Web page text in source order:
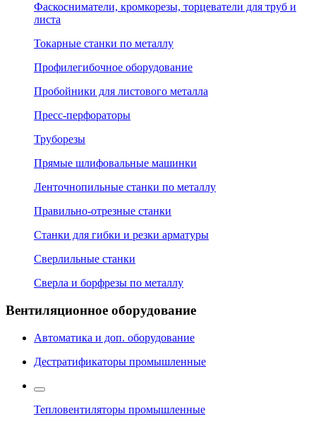
Фаскосниматели, кромкорезы, торцеватели для труб и
листа
Токарные станки по металлу
Профилегибочное оборудование
Пробойники для листового металла
Пресс-перфораторы
Труборезы
Прямые шлифовальные машинки
Ленточнопильные станки по металлу
Правильно-отрезные станки
Станки для гибки и резки арматуры
Сверлильные станки
Сверла и борфрезы по металлу
Вентиляционное оборудование
Автоматика и доп. оборудование
Дестратификаторы промышленные
Тепловентиляторы промышленные